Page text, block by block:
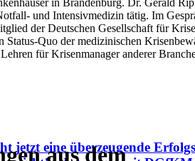
in Brandenburg. Dr. Gerald
und Intensivmedizin tätig. Im
der Deutschen Gesellschaft für
Quo der medizinischen
für Krisenmanager anderer
jetzt eine überzeugende
aus dem